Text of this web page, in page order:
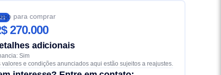
para comprar
270.000
adicionais
Sim
valores e condições anunciados aqui estão sujeitos a reajustes.